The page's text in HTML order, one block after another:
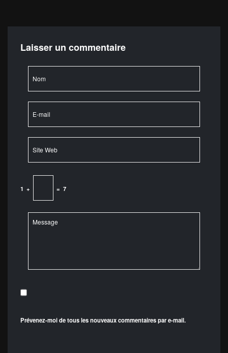
Laisser un commentaire
1 + = 7
Prévenez-moi de tous les nouveaux commentaires par e-mail.